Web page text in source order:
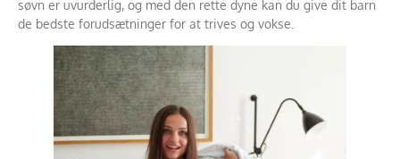
søvn er uvurderlig, og med den rette dyne kan du give dit barn
de bedste forudsætninger for at trives og vokse.